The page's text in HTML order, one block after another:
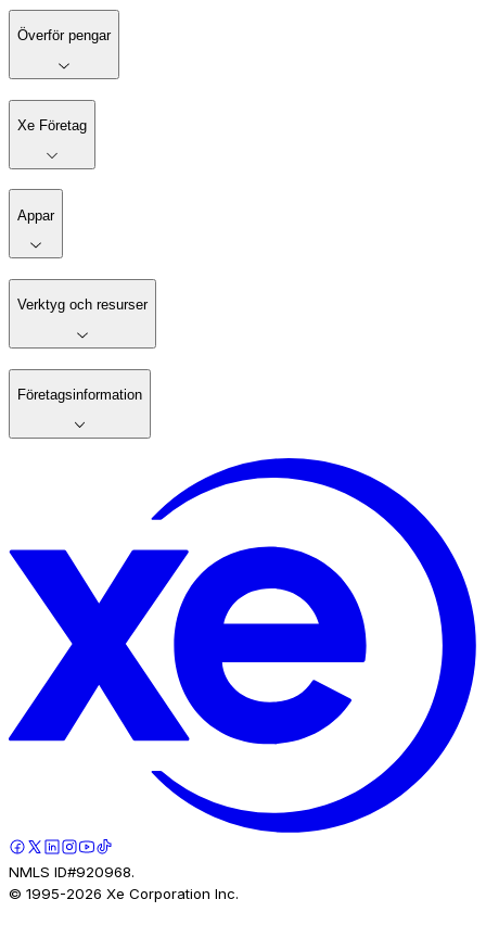
Överför pengar
Xe Företag
Appar
Verktyg och resurser
Företagsinformation
NMLS ID#920968.
© 1995-2026 Xe Corporation Inc.